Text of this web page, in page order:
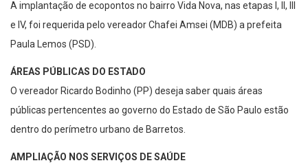
A implantação de ecopontos no bairro Vida Nova, nas etapas I, II, III
e IV, foi requerida pelo vereador Chafei Amsei (MDB) a prefeita
Paula Lemos (PSD).
ÁREAS PÚBLICAS DO ESTADO
O vereador Ricardo Bodinho (PP) deseja saber quais áreas
públicas pertencentes ao governo do Estado de São Paulo estão
dentro do perímetro urbano de Barretos.
AMPLIAÇÃO NOS SERVIÇOS DE SAÚDE